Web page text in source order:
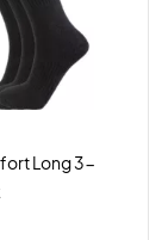
Long 3-